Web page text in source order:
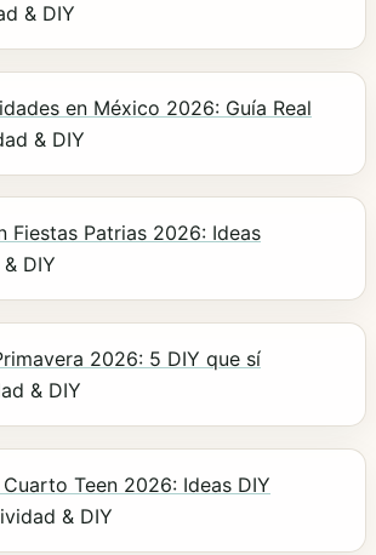
& DIY
en México 2026: Guía Real
& DIY
Fiestas Patrias 2026: Ideas
DIY
2026: 5 DIY que sí
& DIY
Teen 2026: Ideas DIY
& DIY